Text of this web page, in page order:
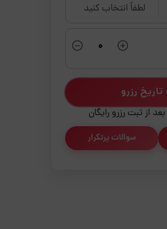
لطفاً انتخاب کنید
رزرو
از ثبت رزرو رایگان
سوالات پرتکرار